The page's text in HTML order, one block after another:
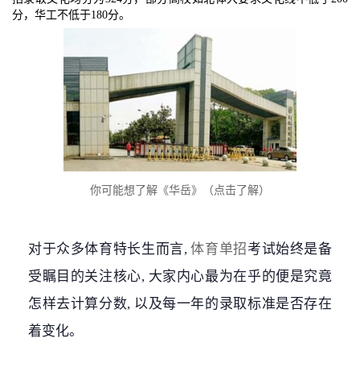
分，华工不低于180分。
你可能想了解《华岳》（点击了解）
对于众多体育特长生而言,体育单招考试始终是备
受瞩目的关注核心, 大家内心最为在乎的便是究竟
怎样去计算分数, 以及每一年的录取标准是否存在
着变化。